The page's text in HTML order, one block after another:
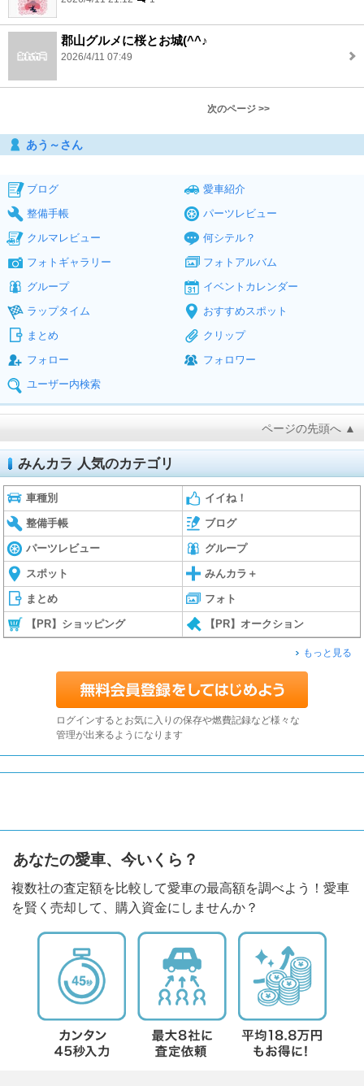
郡山グルメに桜とお城(^^♪
2026/4/11 07:49
次のページ >>
あう～さん
ブログ
愛車紹介
整備手帳
パーツレビュー
クルマレビュー
何シテル？
フォトギャラリー
フォトアルバム
グループ
イベントカレンダー
ラップタイム
おすすめスポット
まとめ
クリップ
フォロー
フォロワー
ユーザー内検索
ページの先頭へ ▲
みんカラ 人気のカテゴリ
車種別 イイね！
整備手帳 ブログ
パーツレビュー グループ
スポット みんカラ＋
まとめ フォト
【PR】ショッピング 【PR】オークション
もっと見る
ログインするとお気に入りの保存や燃費記録など様々な
管理が出来るようになります
あなたの愛車、今いくら？
複数社の査定額を比較して愛車の最高額を調べよう！愛車
を賢く売却して、購入資金にしませんか？